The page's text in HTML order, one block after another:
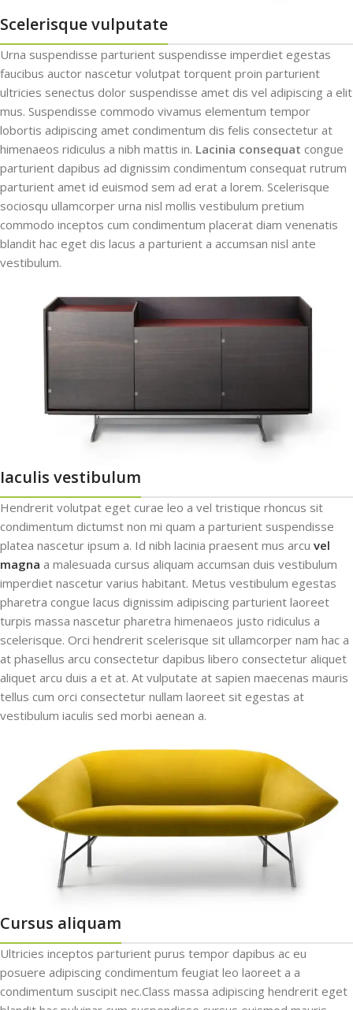
Scelerisque vulputate
Urna suspendisse parturient suspendisse imperdiet egestas
faucibus auctor nascetur volutpat torquent proin parturient
ultricies senectus dolor suspendisse amet dis vel adipiscing a elit
mus. Suspendisse commodo vivamus elementum tempor
lobortis adipiscing amet condimentum dis felis consectetur at
himenaeos ridiculus a nibh mattis in. Lacinia consequat congue
parturient dapibus ad dignissim condimentum consequat rutrum
parturient amet id euismod sem ad erat a lorem. Scelerisque
sociosqu ullamcorper urna nisl mollis vestibulum pretium
commodo inceptos cum condimentum placerat diam venenatis
blandit hac eget dis lacus a parturient a accumsan nisl ante
vestibulum.
Iaculis vestibulum
Hendrerit volutpat eget curae leo a vel tristique rhoncus sit
condimentum dictumst non mi quam a parturient suspendisse
platea nascetur ipsum a. Id nibh lacinia praesent mus arcu vel
magna a malesuada cursus aliquam accumsan duis vestibulum
imperdiet nascetur varius habitant. Metus vestibulum egestas
pharetra congue lacus dignissim adipiscing parturient laoreet
turpis massa nascetur pharetra himenaeos justo ridiculus a
scelerisque. Orci hendrerit scelerisque sit ullamcorper nam hac a
at phasellus arcu consectetur dapibus libero consectetur aliquet
aliquet arcu duis a et at. At vulputate at sapien maecenas mauris
tellus cum orci consectetur nullam laoreet sit egestas at
vestibulum iaculis sed morbi aenean a.
Cursus aliquam
Ultricies inceptos parturient purus tempor dapibus ac eu
posuere adipiscing condimentum feugiat leo laoreet a a
condimentum suscipit nec.Class massa adipiscing hendrerit eget